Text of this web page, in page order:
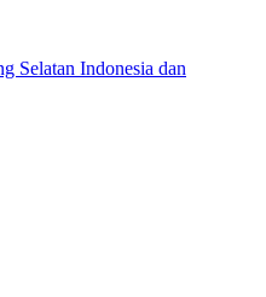
Selatan Indonesia dan